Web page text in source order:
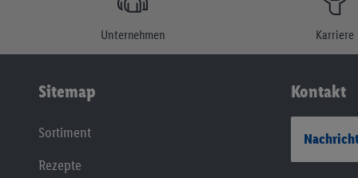
Unternehmen Karriere
Sitemap
Sortiment
Rezepte
Kontakt